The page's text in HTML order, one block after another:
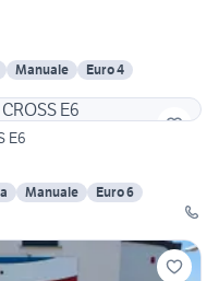
Manuale
Euro 4
E6
Manuale
Euro 6